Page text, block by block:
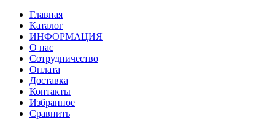
Главная
Каталог
ИНФОРМАЦИЯ
О нас
Сотрудничество
Оплата
Доставка
Контакты
Избранное
Сравнить